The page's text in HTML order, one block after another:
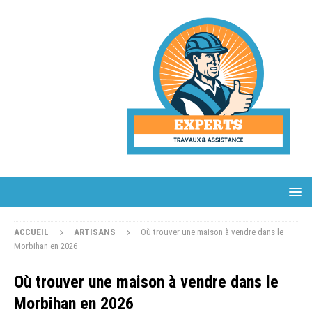
ACCUEIL ARTISANS
Où trouver une maison à vendre dans le
Morbihan en 2026
Où trouver une maison à vendre dans le
Morbihan en 2026